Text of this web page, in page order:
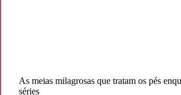
As meias milagrosas que tratam os pés
séries